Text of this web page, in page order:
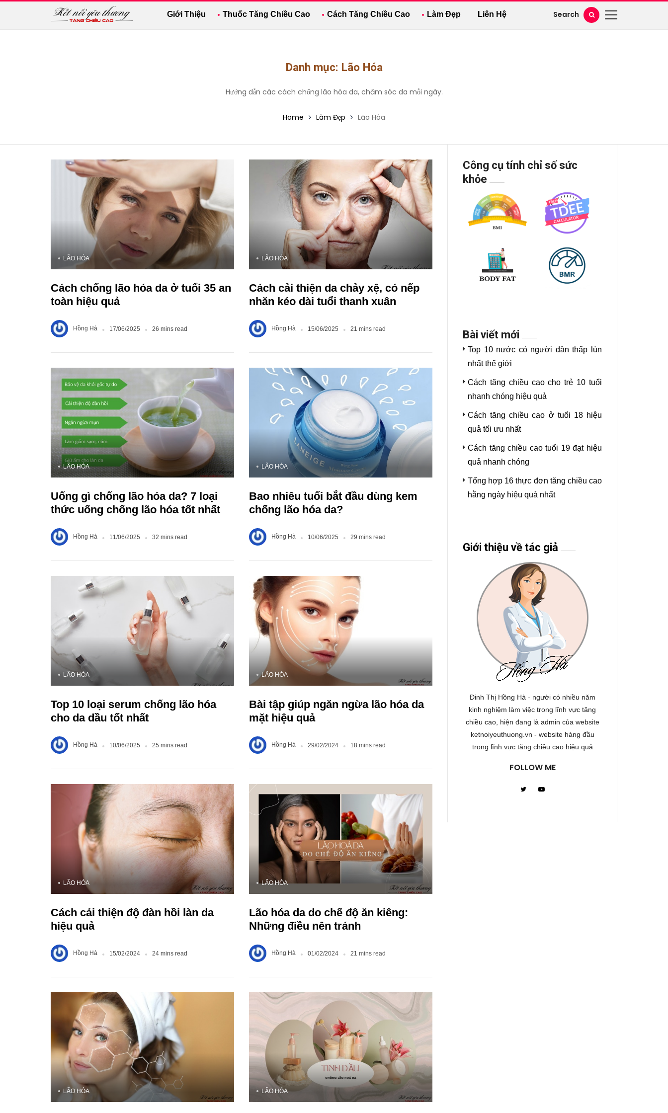
Giới Thiệu Thuốc Tăng Chiều Cao Cách Tăng Chiều Cao Làm Đẹp Liên Hệ Search
Danh mục: Lão Hóa
Hướng dẫn các cách chống lão hóa da, chăm sóc da mỗi ngày.
Home Làm Đẹp Lão Hóa
LÃO HÓA
Cách chống lão hóa da ở tuổi 35 an
toàn hiệu quả
Hồng Hà 17/06/2025 26 mins read
LÃO HÓA
Cách cải thiện da chảy xệ, có nếp
nhăn kéo dài tuổi thanh xuân
Hồng Hà 15/06/2025 21 mins read
LÃO HÓA
Uống gì chống lão hóa da? 7 loại
thức uống chống lão hóa tốt nhất
Hồng Hà 11/06/2025 32 mins read
LÃO HÓA
Bao nhiêu tuổi bắt đầu dùng kem
chống lão hóa da?
Hồng Hà 10/06/2025 29 mins read
LÃO HÓA
Top 10 loại serum chống lão hóa
cho da dầu tốt nhất
Hồng Hà 10/06/2025 25 mins read
LÃO HÓA
Bài tập giúp ngăn ngừa lão hóa da
mặt hiệu quả
Hồng Hà 29/02/2024 18 mins read
LÃO HÓA
Cách cải thiện độ đàn hồi làn da
hiệu quả
Hồng Hà 15/02/2024 24 mins read
LÃO HÓA
Lão hóa da do chế độ ăn kiêng:
Những điều nên tránh
Hồng Hà 01/02/2024 21 mins read
LÃO HÓA LÃO HÓA
Công cụ tính chỉ số sức
khỏe
Bài viết mới
Top 10 nước có người dân thấp lùn
nhất thế giới
Cách tăng chiều cao cho trẻ 10 tuổi
nhanh chóng hiệu quả
Cách tăng chiều cao ở tuổi 18 hiệu
quả tối ưu nhất
Cách tăng chiều cao tuổi 19 đạt hiệu
quả nhanh chóng
Tổng hợp 16 thực đơn tăng chiều cao
hằng ngày hiệu quả nhất
Giới thiệu về tác giả
Đinh Thị Hồng Hà - người có nhiều năm
kinh nghiệm làm việc trong lĩnh vực tăng
chiều cao, hiện đang là admin của website
ketnoiyeuthuong.vn - website hàng đầu
trong lĩnh vực tăng chiều cao hiệu quả
FOLLOW ME